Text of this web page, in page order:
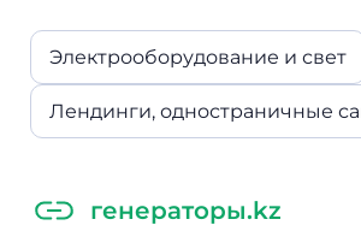
Электрооборудование и свет
Лендинги, одностраничные
генераторы.kz